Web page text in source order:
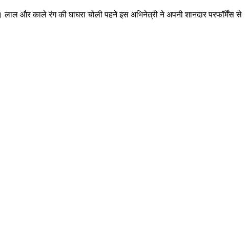
और काले रंग की घाघरा चोली पहने इस अभिनेत्री ने अपनी शानदार परफॉर्मेंस से